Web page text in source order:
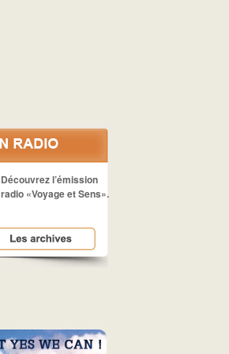
Découvrez l’émission
radio «Voyage et Sens».